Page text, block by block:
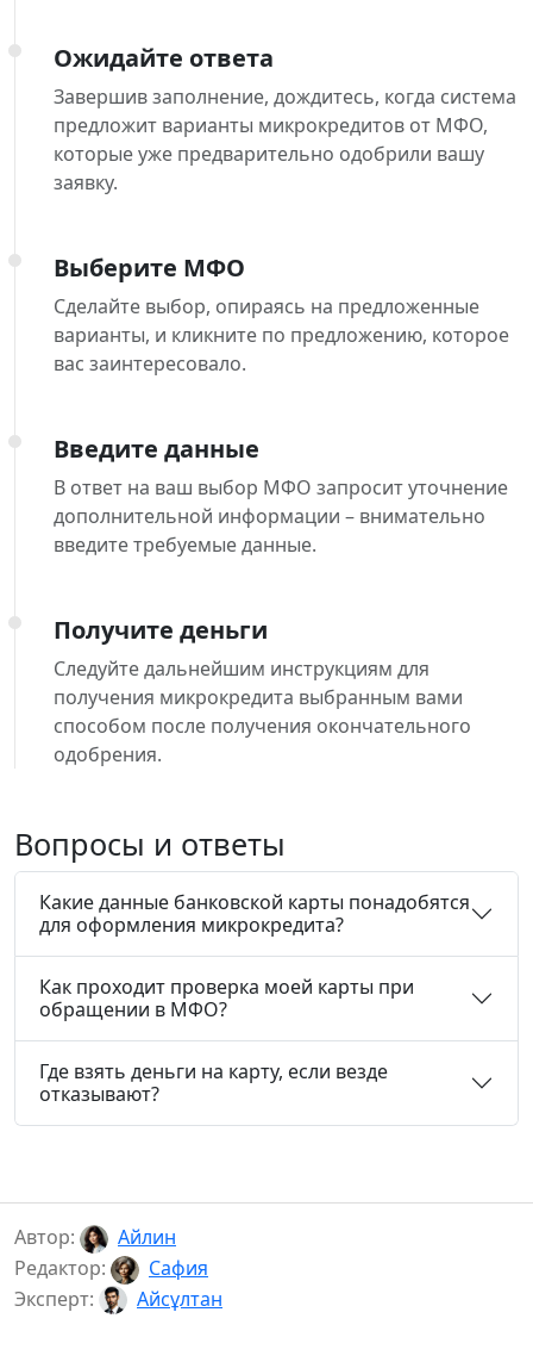
Ожидайте ответа
Завершив заполнение, дождитесь, когда система
предложит варианты микрокредитов от МФО,
которые уже предварительно одобрили вашу
заявку.
Выберите МФО
Сделайте выбор, опираясь на предложенные
варианты, и кликните по предложению, которое
вас заинтересовало.
Введите данные
В ответ на ваш выбор МФО запросит уточнение
дополнительной информации – внимательно
введите требуемые данные.
Получите деньги
Следуйте дальнейшим инструкциям для
получения микрокредита выбранным вами
способом после получения окончательного
одобрения.
Вопросы и ответы
Какие данные банковской карты понадобятся
для оформления микрокредита?
Как проходит проверка моей карты при
обращении в МФО?
Где взять деньги на карту, если везде
отказывают?
Автор:
Айлин
Редактор:
Сафия
Эксперт:
Айсұлтан